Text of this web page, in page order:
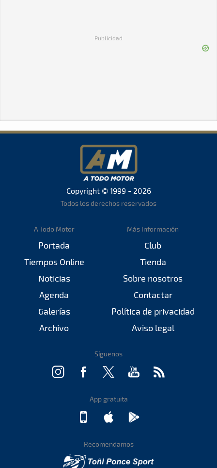
Publicidad
Copyright © 1999 - 2026
Todos los derechos reservados
A Todo Motor
Portada
Tiempos Online
Noticias
Agenda
Galerías
Archivo
Más Información
Club
Tienda
Sobre nosotros
Contactar
Política de privacidad
Aviso legal
Síguenos
App gratuita
Recomendamos